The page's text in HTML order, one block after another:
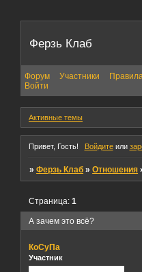
Ферзь Клаб
Форум Участники Правила
Войти
Активные темы
Привет, Гость! Войдитеили
»Ферзь Клаб »Отношения
А зачем это всё?
Страница:1
КоСуПа
Участник